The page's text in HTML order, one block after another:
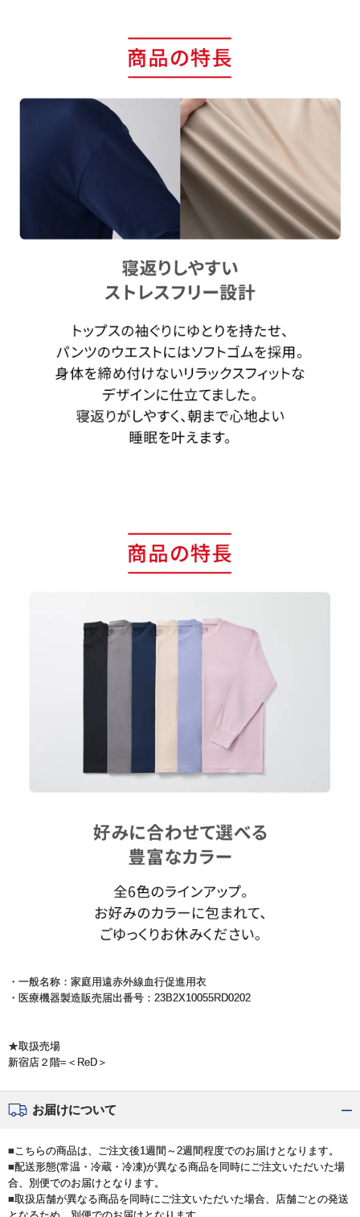
・一般名称：家庭用遠赤外線血行促進用衣
・医療機器製造販売届出番号：23B2X10055RD0202
★取扱売場
新宿店２階=＜ReD＞
お届けについて
■こちらの商品は、ご注文後1週間～2週間程度でのお届けとなります。
■配送形態(常温・冷蔵・冷凍)が異なる商品を同時にご注文いただいた場
合、別便でのお届けとなります。
■取扱店舗が異なる商品を同時にご注文いただいた場合、店舗ごとの発送